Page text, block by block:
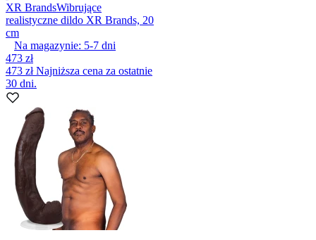
XR BrandsWibrujące
realistyczne dildo XR Brands, 20
cm
Na magazynie: 5-7 dni
473 zł
473 złNajniższa cena za ostatnie
30 dni.